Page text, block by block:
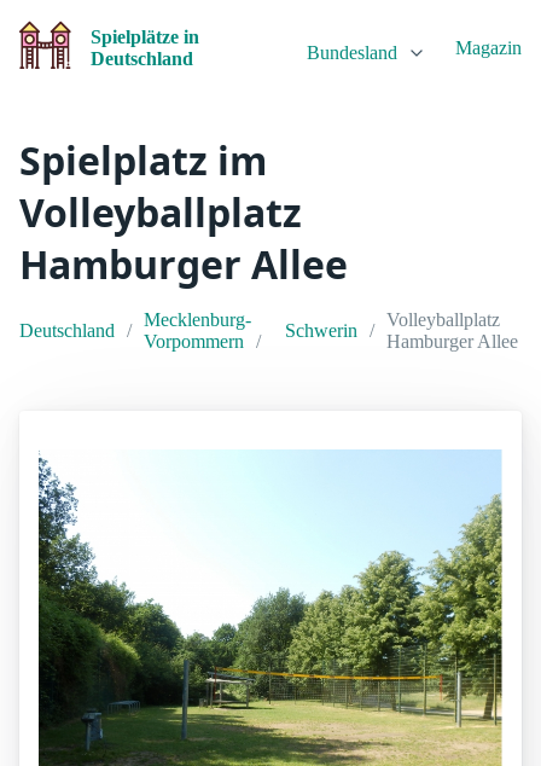
Spielplätze in
Deutschland
Bundesland Magazin
Spielplatz im
Volleyballplatz
Hamburger Allee
Deutschland
Mecklenburg-
Vorpommern
Schwerin
Volleyballplatz
Hamburger Allee